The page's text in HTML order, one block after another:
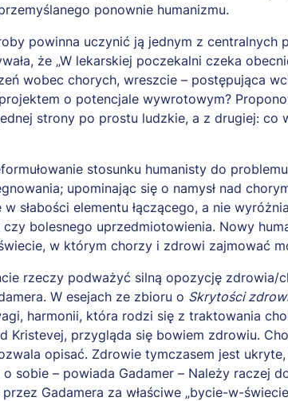
ponownie humanizmu.
powinna uczynić ją jednym z centralnych
że „W lekarskiej poczekalni czeka
wobec chorych, wreszcie – postępująca
o potencjale wywrotowym?
strony po prostu ludzkie, a z drugiej: co
stosunku humanisty do
upominając się o namysł nad
słabości elementu łączącego, a nie
bolesnego uprzedmiotowienia. Nowy
w którym chorzy i zdrowi zajmować
rzeczy podważyć silną opozycję zdrowia/
W esejach ze zbioru o Skrytości
harmonii, która rodzi się z traktowania
Kristevej, przygląda się bowiem zdrowiu.
opisać. Zdrowie tymczasem jest
sobie – powiada Gadamer – Należy raczej
Gadamera za właściwe „bycie-w-